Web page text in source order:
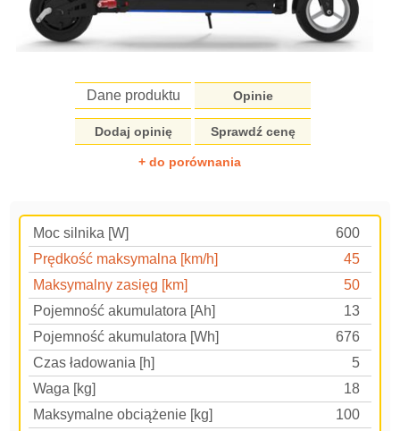
Dane produktu Opinie
Dodaj opinię Sprawdź cenę
+ do porównania
Moc silnika [W]
600
Prędkość maksymalna [km/h]
45
Maksymalny zasięg [km]
50
Pojemność akumulatora [Ah]
13
Pojemność akumulatora [Wh]
676
Czas ładowania [h]
5
Waga [kg]
18
Maksymalne obciążenie [kg]
100